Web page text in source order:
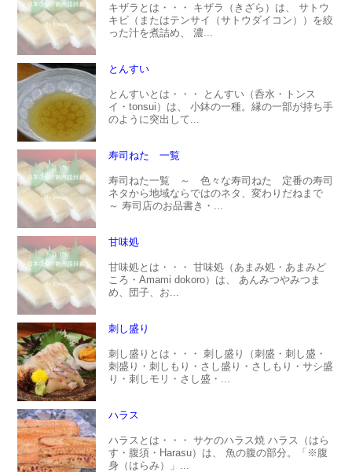
キザラとは・・・ キザラ（きざら）は、 サトウ
キビ（またはテンサイ（サトウダイコン））を絞
った汁を煮詰め、 濃...
とんすい
とんすいとは・・・ とんすい（呑水・トンス
イ・tonsui）は、 小鉢の一種。縁の一部が持ち手
のように突出して...
寿司ねた 一覧
寿司ねた一覧 ～ 色々な寿司ねた 定番の寿司
ネタから地域ならではのネタ、変わりだねまで
～ 寿司店のお品書き・...
甘味処
甘味処とは・・・ 甘味処（あまみ処・あまみど
ころ・Amami dokoro）は、 あんみつやみつま
め、団子、お...
刺し盛り
刺し盛りとは・・・ 刺し盛り（刺盛・刺し盛・
刺盛り・刺しもり・さし盛り・さしもり・サシ盛
り・刺しモリ・さし盛・...
ハラス
ハラスとは・・・ サケのハラス焼 ハラス（はら
す・腹須・Harasu）は、 魚の腹の部分。「※腹
身（はらみ）」...